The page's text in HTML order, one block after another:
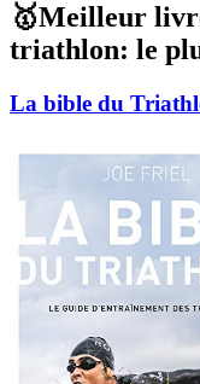
🥇Meilleur
triathlon: le
La bible du